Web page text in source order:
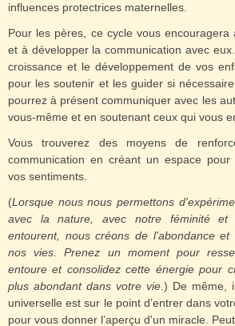
influences protectrices maternelles.
Pour les pères, ce cycle vous
et à développer la communication avec
croissance et le développement de vos
pour les soutenir et les guider si
pourrez à présent communiquer avec les
vous-même et en soutenant ceux qui vous
Vous trouverez des moyens de
communication en créant un espace pour
vos sentiments.
(Lorsque nous nous permettons
avec la nature, avec notre féminité
entourent, nous créons de l'abondance et
nos vies. Prenez un moment pour
entoure et consolidez cette énergie pour
plus abondant dans votre vie .) De même,
universelle est sur le point d’entrer dans
pour vous donner l’aperçu d'un miracle.